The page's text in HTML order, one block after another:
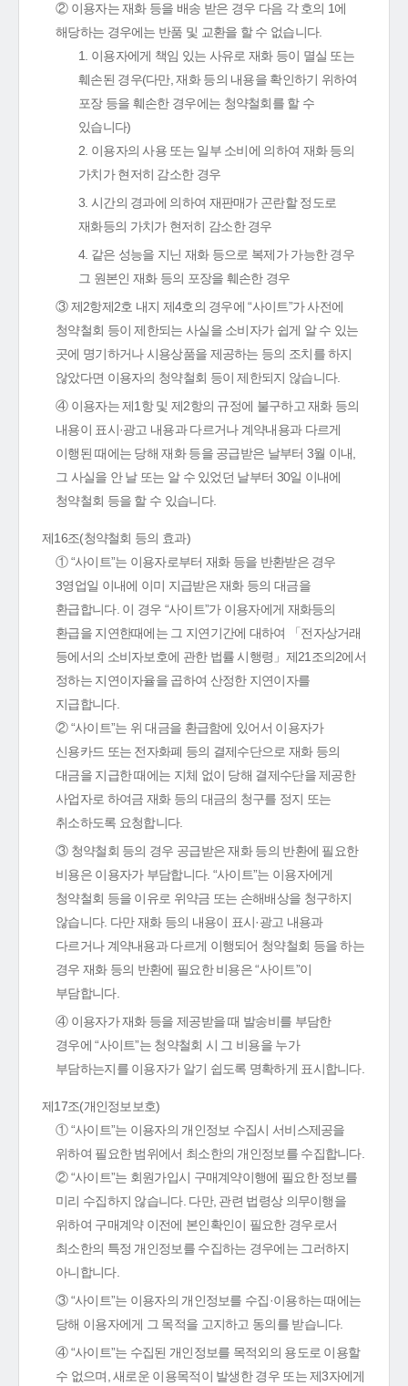
② 이용자는 재화 등을 배송 받은 경우 다음 각 호의 1에
해당하는 경우에는 반품 및 교환을 할 수 없습니다.
1. 이용자에게 책임 있는 사유로 재화 등이 멸실 또는
훼손된 경우(다만, 재화 등의 내용을 확인하기 위하여
포장 등을 훼손한 경우에는 청약철회를 할 수
있습니다)
2. 이용자의 사용 또는 일부 소비에 의하여 재화 등의
가치가 현저히 감소한 경우
3. 시간의 경과에 의하여 재판매가 곤란할 정도로
재화등의 가치가 현저히 감소한 경우
4. 같은 성능을 지닌 재화 등으로 복제가 가능한 경우
그 원본인 재화 등의 포장을 훼손한 경우
③ 제2항제2호 내지 제4호의 경우에 “사이트”가 사전에
청약철회 등이 제한되는 사실을 소비자가 쉽게 알 수 있는
곳에 명기하거나 시용상품을 제공하는 등의 조치를 하지
않았다면 이용자의 청약철회 등이 제한되지 않습니다.
④ 이용자는 제1항 및 제2항의 규정에 불구하고 재화 등의
내용이 표시·광고 내용과 다르거나 계약내용과 다르게
이행된 때에는 당해 재화 등을 공급받은 날부터 3월 이내,
그 사실을 안 날 또는 알 수 있었던 날부터 30일 이내에
청약철회 등을 할 수 있습니다.
제16조(청약철회 등의 효과)
① “사이트”는 이용자로부터 재화 등을 반환받은 경우
3영업일 이내에 이미 지급받은 재화 등의 대금을
환급합니다. 이 경우 “사이트”가 이용자에게 재화등의
환급을 지연한때에는 그 지연기간에 대하여 「전자상거래
등에서의 소비자보호에 관한 법률 시행령」제21조의2에서
정하는 지연이자율을 곱하여 산정한 지연이자를
지급합니다.
② “사이트”는 위 대금을 환급함에 있어서 이용자가
신용카드 또는 전자화폐 등의 결제수단으로 재화 등의
대금을 지급한 때에는 지체 없이 당해 결제수단을 제공한
사업자로 하여금 재화 등의 대금의 청구를 정지 또는
취소하도록 요청합니다.
③ 청약철회 등의 경우 공급받은 재화 등의 반환에 필요한
비용은 이용자가 부담합니다. “사이트”는 이용자에게
청약철회 등을 이유로 위약금 또는 손해배상을 청구하지
않습니다. 다만 재화 등의 내용이 표시·광고 내용과
다르거나 계약내용과 다르게 이행되어 청약철회 등을 하는
경우 재화 등의 반환에 필요한 비용은 “사이트”이
부담합니다.
④ 이용자가 재화 등을 제공받을 때 발송비를 부담한
경우에 “사이트”는 청약철회 시 그 비용을 누가
부담하는지를 이용자가 알기 쉽도록 명확하게 표시합니다.
제17조(개인정보보호)
① “사이트”는 이용자의 개인정보 수집시 서비스제공을
위하여 필요한 범위에서 최소한의 개인정보를 수집합니다.
② “사이트”는 회원가입시 구매계약이행에 필요한 정보를
미리 수집하지 않습니다. 다만, 관련 법령상 의무이행을
위하여 구매계약 이전에 본인확인이 필요한 경우로서
최소한의 특정 개인정보를 수집하는 경우에는 그러하지
아니합니다.
③ “사이트”는 이용자의 개인정보를 수집·이용하는 때에는
당해 이용자에게 그 목적을 고지하고 동의를 받습니다.
④ “사이트”는 수집된 개인정보를 목적외의 용도로 이용할
수 없으며, 새로운 이용목적이 발생한 경우 또는 제3자에게